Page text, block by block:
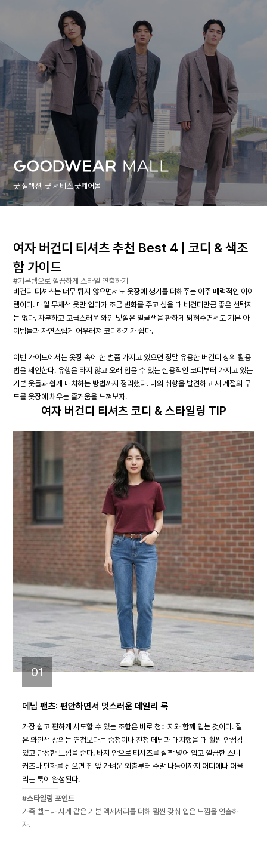
굿 셀렉션, 굿 서비스 굿웨어몰
여자 버건디 티셔츠 추천 Best 4 | 코디 & 색조
합 가이드
#기본템으로 깔끔하게 스타일 연출하기
버건디 티셔츠는 너무 튀지 않으면서도 옷장에 생기를 더해주는 아주 매력적인 아이
템이다. 매일 무채색 옷만 입다가 조금 변화를 주고 싶을 때 버건디만큼 좋은 선택지
는 없다. 차분하고 고급스러운 와인 빛깔은 얼굴색을 환하게 밝혀주면서도 기본 아
이템들과 자연스럽게 어우러져 코디하기가 쉽다.
이번 가이드에서는 옷장 속에 한 벌쯤 가지고 있으면 정말 유용한 버건디 상의 활용
법을 제안한다. 유행을 타지 않고 오래 입을 수 있는 실용적인 코디부터 가지고 있는
기본 옷들과 쉽게 매치하는 방법까지 정리했다. 나의 취향을 발견하고 새 계절의 무
드를 옷장에 채우는 즐거움을 느껴보자.
여자 버건디 티셔츠 코디 & 스타일링 TIP
01
데님 팬츠: 편안하면서 멋스러운 데일리 룩
가장 쉽고 편하게 시도할 수 있는 조합은 바로 청바지와 함께 입는 것이다. 짙
은 와인색 상의는 연청보다는 중청이나 진청 데님과 매치했을 때 훨씬 안정감
있고 단정한 느낌을 준다. 바지 안으로 티셔츠를 살짝 넣어 입고 깔끔한 스니
커즈나 단화를 신으면 집 앞 가벼운 외출부터 주말 나들이까지 어디에나 어울
리는 룩이 완성된다.
#스타일링 포인트
가죽 벨트나 시계 같은 기본 액세서리를 더해 훨씬 갖춰 입은 느낌을 연출하
자.